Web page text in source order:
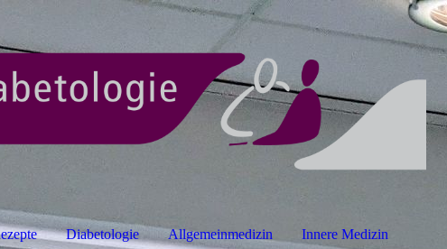
Diabetologie Allgemeinmedizin
Innere Medizin